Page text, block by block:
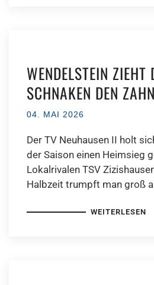
WENDELSTEIN ZIEHT
SCHNAKEN DEN ZAHN
04. MAI 2026
Der TV Neuhausen II holt
der Saison einen Heimsieg
Lokalrivalen TSV
Halbzeit trumpft man groß
WEITERLESEN